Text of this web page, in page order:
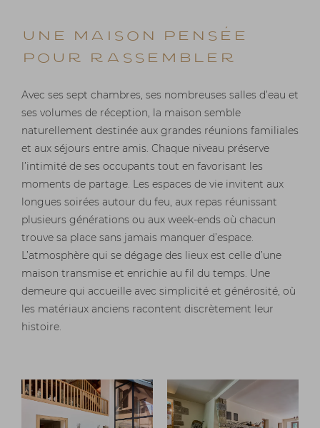
UNE MAISON PENSÉE
POUR RASSEMBLER
Avec ses sept chambres, ses nombreuses salles d’eau et
ses volumes de réception, la maison semble
naturellement destinée aux grandes réunions familiales
et aux séjours entre amis. Chaque niveau préserve
l’intimité de ses occupants tout en favorisant les
moments de partage. Les espaces de vie invitent aux
longues soirées autour du feu, aux repas réunissant
plusieurs générations ou aux week-ends où chacun
trouve sa place sans jamais manquer d’espace.
L’atmosphère qui se dégage des lieux est celle d’une
maison transmise et enrichie au fil du temps. Une
demeure qui accueille avec simplicité et générosité, où
les matériaux anciens racontent discrètement leur
histoire.